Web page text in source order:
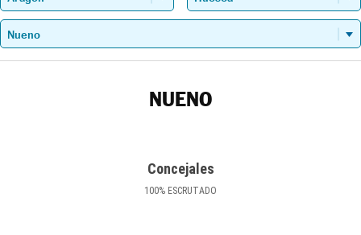
NUENO
Concejales
100% ESCRUTADO